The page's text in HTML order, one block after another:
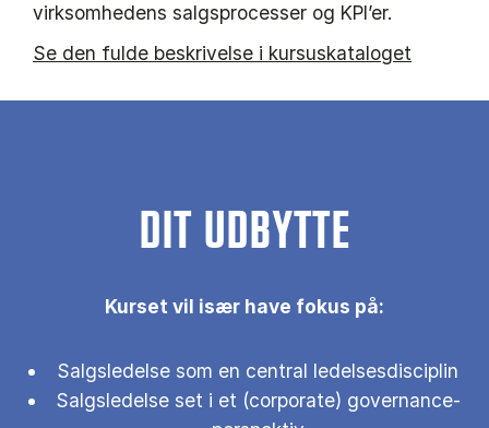
virksomhedens salgsprocesser og KPI’er.
Se den fulde beskrivelse i kursuskataloget
DIT UDBYTTE
Kurset vil især have fokus på:
Salgsledelse som en central ledelsesdisciplin
Salgsledelse set i et (corporate) governance-